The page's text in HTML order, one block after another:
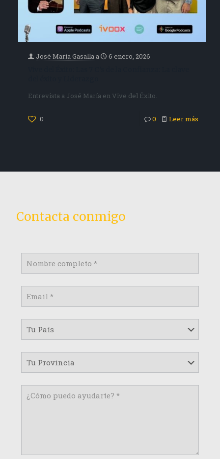
José María Gasalla a
6 enero, 2026
Entrevista a José María en Vive del Éxito.
0 0 Leer más
Contacta conmigo